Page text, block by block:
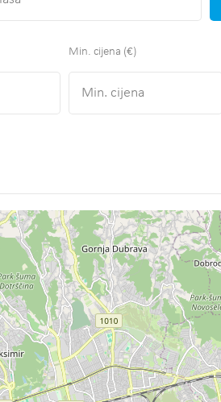
Min. cijena (€)